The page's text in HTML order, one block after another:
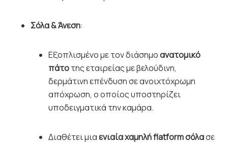
Σόλα & Άνεση:
Εξοπλισμένο με τον διάσημοανατομικό
πάτοτης εταιρείας με βελούδινη,
δερμάτινη επένδυση σε ανοιχτόχρωμη
απόχρωση, ο οποίος υποστηρίζει
υποδειγματικά την καμάρα.
Διαθέτει μιαενιαία χαμηλή flatform σόλασε